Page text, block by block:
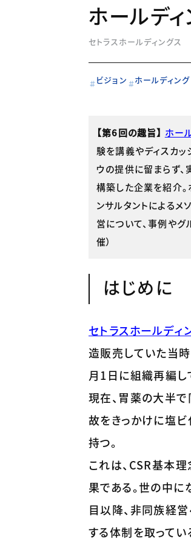
ホールデ
セトラスホールディングス
ビジョン ホールディング
【第6回の趣旨】 ホー
験を講義やディスカッ
ウの提供に留まらず
構築した企業を紹介
ンサルタントによる
営について、事例や
催）
はじめに
セトラスホールディ
造販売していた当
月1日に組織再編し
現在、胃薬の大半
故をきっかけに塩
持つ。
これは、CSR基本
果である。世の中
目以降、非同族経
する体制を取ってい